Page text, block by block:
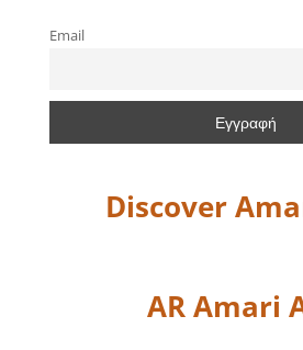
Email
Discover
AR Amari